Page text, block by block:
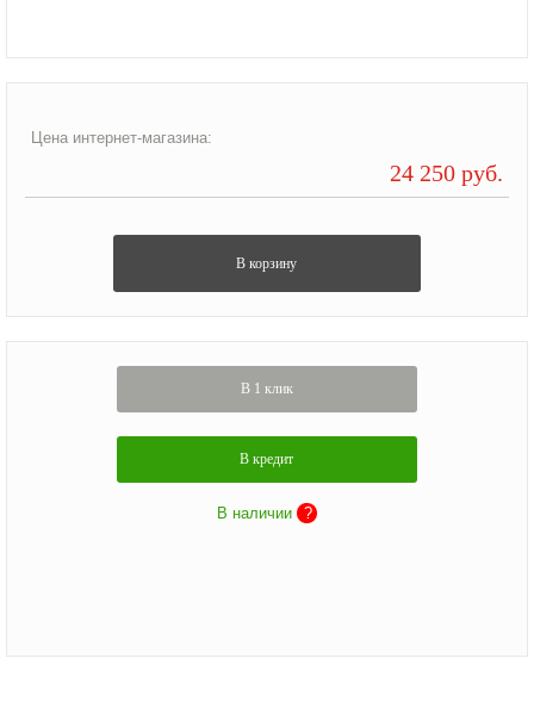
Цена интернет-магазина:
24 250 руб.
В корзину
В 1 клик
В кредит
В наличии ?